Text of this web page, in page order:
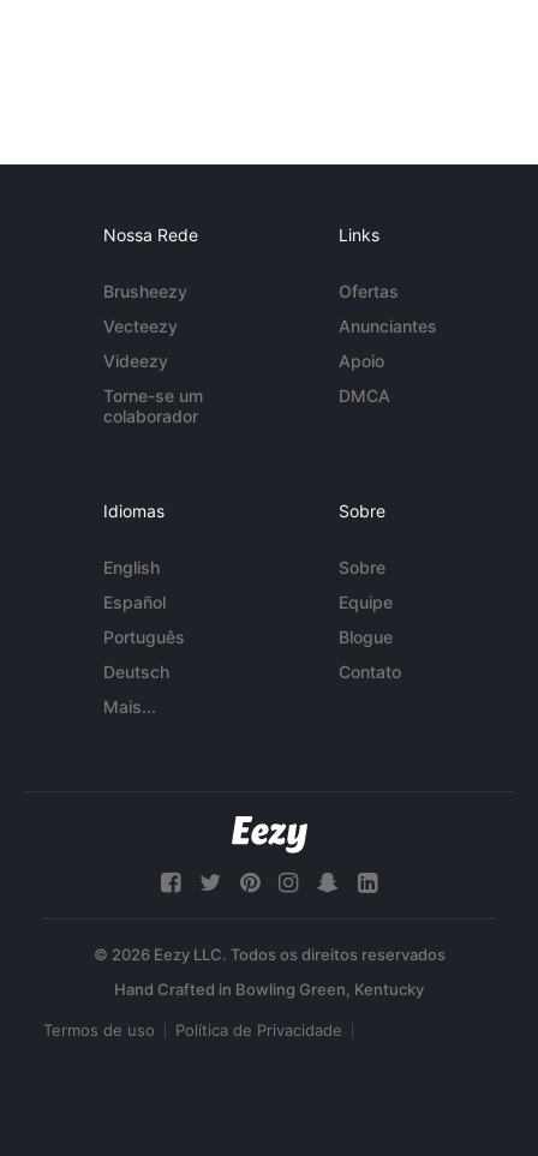
Nossa Rede
Brusheezy
Vecteezy
Videezy
Torne-se um
colaborador
Links
Ofertas
Anunciantes
Apoio
DMCA
Idiomas
English
Español
Português
Deutsch
Mais...
Sobre
Sobre
Equipe
Blogue
Contato
© 2026 Eezy LLC. Todos os direitos reservados
Termos de uso Política de Privacidade